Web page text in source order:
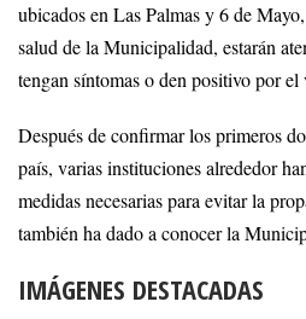
ubicados en Las Palmas y 6 de
salud de la Municipalidad, estarán
tengan síntomas o den positivo por el
Después de confirmar los primeros
país, varias instituciones alrededor
medidas necesarias para evitar la
también ha dado a conocer la
IMÁGENES DESTACADAS